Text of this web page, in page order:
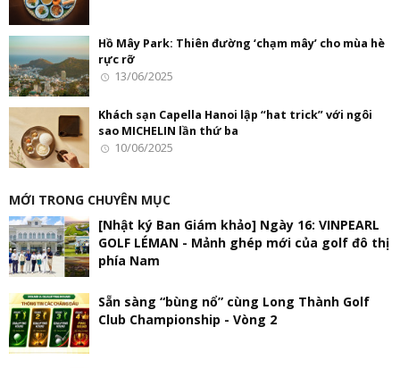
Hồ Mây Park: Thiên đường ‘chạm mây’ cho mùa hè
rực rỡ
13/06/2025
Khách sạn Capella Hanoi lập “hat trick” với ngôi
sao MICHELIN lần thứ ba
10/06/2025
MỚI TRONG CHUYÊN MỤC
[Nhật ký Ban Giám khảo] Ngày 16: VINPEARL
GOLF LÉMAN - Mảnh ghép mới của golf đô thị
phía Nam
Sẵn sàng “bùng nổ” cùng Long Thành Golf
Club Championship - Vòng 2